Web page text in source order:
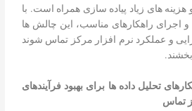
های زیاد پیاده سازی همراه است. با
و اجرای راهکارهای مناسب، این چالش ها
و عملکرد نرم افزار مرکز تماس شوند
تحلیل داده ها برای بهبود فرآیندهای
تماس